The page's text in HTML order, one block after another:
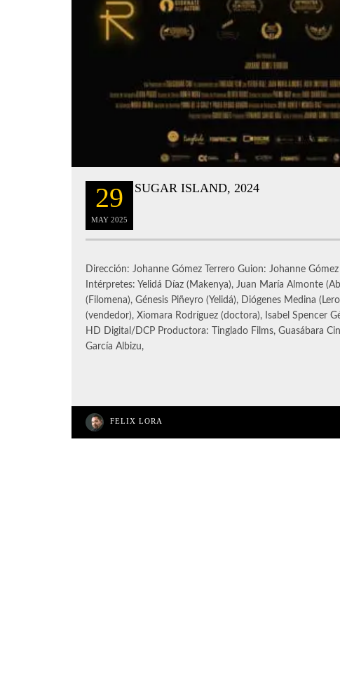
29
MAY 2025
SUGAR ISLAND, 2024
Dirección: Johanne Gómez Terrero Guion: Johanne
Intérpretes: Yelidá Díaz (Makenya), Juan María Almonte
(Filomena), Génesis Piñeyro (Yelidá), Diógenes Medina
(vendedor), Xiomara Rodríguez (doctora), Isabel Spencer
HD Digital/DCP Productora: Tinglado Films, Guasábara
García Albizu,
FELIX LORA